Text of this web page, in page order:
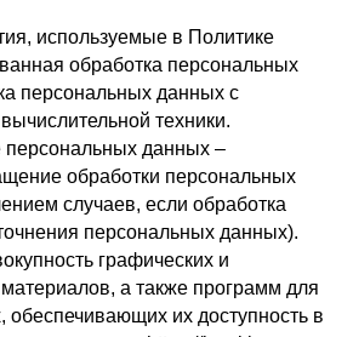
используемые в Политике
обработка персональных
персональных данных с
техники.
персональных данных –
обработки персональных
случаев, если обработка
персональных данных).
графических и
а также программ для
их доступность в